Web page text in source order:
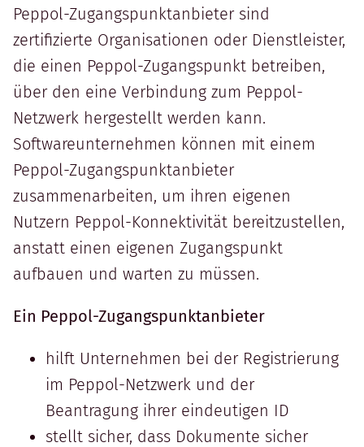
Peppol-Zugangspunktanbieter sind
zertifizierte Organisationen oder Dienstleister,
die einen Peppol-Zugangspunkt betreiben,
über den eine Verbindung zum Peppol-
Netzwerk hergestellt werden kann.
Softwareunternehmen können mit einem
Peppol-Zugangspunktanbieter
zusammenarbeiten, um ihren eigenen
Nutzern Peppol-Konnektivität bereitzustellen,
anstatt einen eigenen Zugangspunkt
aufbauen und warten zu müssen.
Ein Peppol-Zugangspunktanbieter
hilft Unternehmen bei der Registrierung
im Peppol-Netzwerk und der
Beantragung ihrer eindeutigen ID
stellt sicher, dass Dokumente sicher